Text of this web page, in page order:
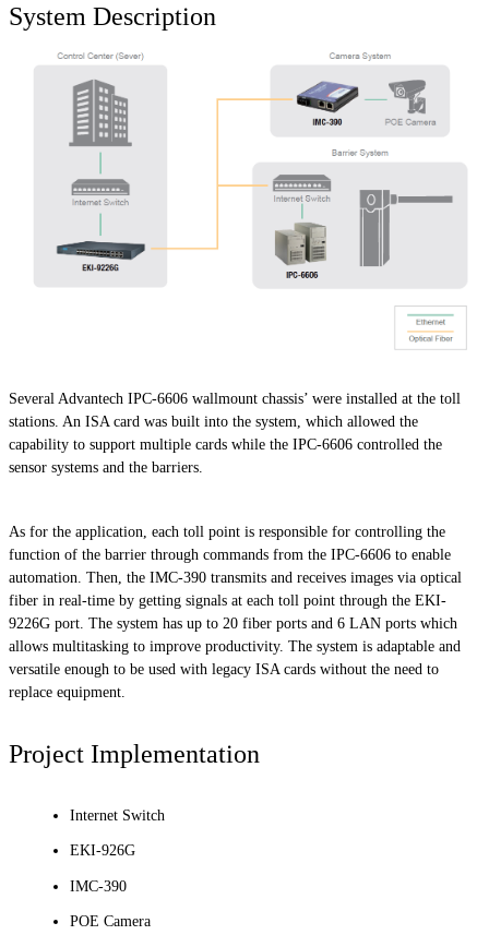
System Description
Several Advantech IPC-6606 wallmount chassis’ were installed at the toll
stations. An ISA card was built into the system, which allowed the
capability to support multiple cards while the IPC-6606 controlled the
sensor systems and the barriers.
As for the application, each toll point is responsible for controlling the
function of the barrier through commands from the IPC-6606 to enable
automation. Then, the IMC-390 transmits and receives images via optical
fiber in real-time by getting signals at each toll point through the EKI-
9226G port. The system has up to 20 fiber ports and 6 LAN ports which
allows multitasking to improve productivity. The system is adaptable and
versatile enough to be used with legacy ISA cards without the need to
replace equipment.
Project Implementation
Internet Switch
EKI-926G
IMC-390
POE Camera